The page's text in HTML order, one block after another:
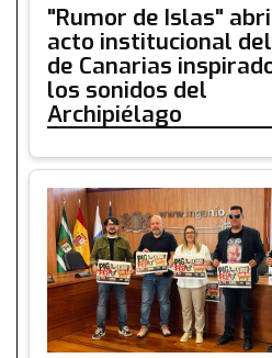
"Rumor de Islas"
acto institucional
de Canarias
los sonidos del
Archipiélago